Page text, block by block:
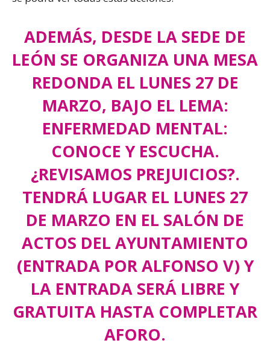
ADEMÁS, DESDE LA SEDE DE
LEÓN SE ORGANIZA UNA MESA
REDONDA EL LUNES 27 DE
MARZO, BAJO EL LEMA:
ENFERMEDAD MENTAL:
CONOCE Y ESCUCHA.
¿REVISAMOS PREJUICIOS?.
TENDRÁ LUGAR EL LUNES 27
DE MARZO EN EL SALÓN DE
ACTOS DEL AYUNTAMIENTO
(ENTRADA POR ALFONSO V) Y
LA ENTRADA SERÁ LIBRE Y
GRATUITA HASTA COMPLETAR
AFORO.